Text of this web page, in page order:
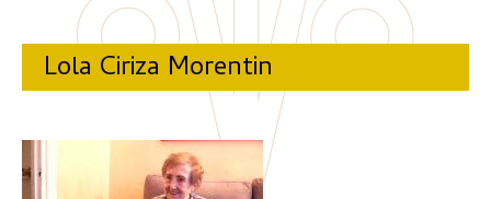
Lola Ciriza Morentin